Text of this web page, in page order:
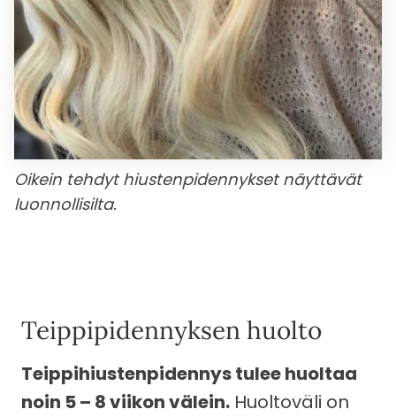
Oikein tehdyt hiustenpidennykset näyttävät
luonnollisilta.
Teippipidennyksen huolto
Teippihiustenpidennys tulee huoltaa
noin 5 – 8 viikon välein. Huoltoväli on